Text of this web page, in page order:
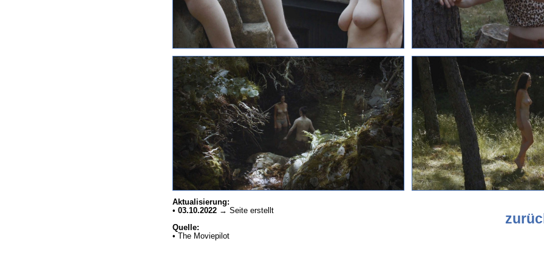
Aktualisierung:
• 03.10.2022 → Seite erstellt
Quelle:
• The Moviepilot